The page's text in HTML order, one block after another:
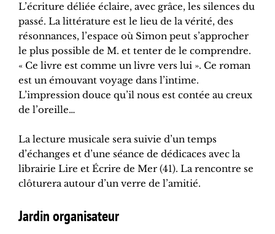
L’écriture déliée éclaire, avec grâce, les silences du
passé. La littérature est le lieu de la vérité, des
résonnances, l’espace où Simon peut s’approcher
le plus possible de M. et tenter de le comprendre.
« Ce livre est comme un livre vers lui ». Ce roman
est un émouvant voyage dans l’intime.
L’impression douce qu’il nous est contée au creux
de l’oreille…
La lecture musicale sera suivie d’un temps
d’échanges et d’une séance de dédicaces avec la
librairie Lire et Écrire de Mer (41). La rencontre se
clôturera autour d’un verre de l’amitié.
Jardin organisateur